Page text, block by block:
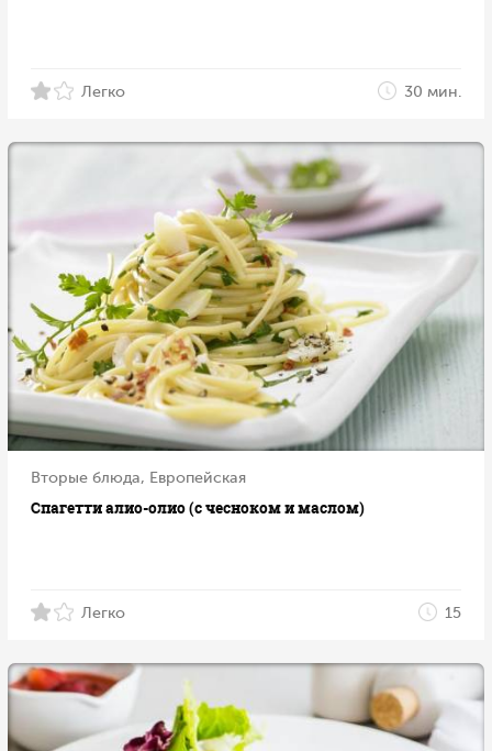
Легко 30 мин.
Вторые блюда, Европейская
Спагетти алио-олио (с чесноком и маслом)
Легко 15